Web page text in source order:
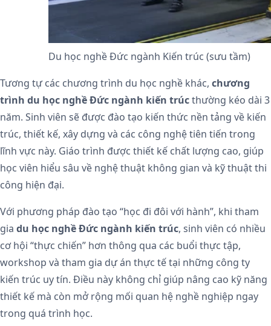
Du học nghề Đức ngành Kiến trúc (sưu tầm)
Tương tự các chương trình du học nghề khác, chương
trình du học nghề Đức ngành kiến trúcthường kéo dài 3
năm. Sinh viên sẽ được đào tạo kiến thức nền tảng về kiến
trúc, thiết kế, xây dựng và các công nghệ tiên tiến trong
lĩnh vực này. Giáo trình được thiết kế chất lượng cao, giúp
học viên hiểu sâu về nghệ thuật không gian và kỹ thuật thi
công hiện đại.
Với phương pháp đào tạo “học đi đôi với hành”, khi tham
gia du học nghề Đức ngành kiến trúc, sinh viên có nhiều
cơ hội “thực chiến” hơn thông qua các buổi thực tập,
workshop và tham gia dự án thực tế tại những công ty
kiến trúc uy tín. Điều này không chỉ giúp nâng cao kỹ năng
thiết kế mà còn mở rộng mối quan hệ nghề nghiệp ngay
trong quá trình học.